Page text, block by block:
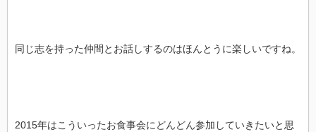
同じ志を持った仲間とお話しするのはほんとうに楽しいですね。
2015年はこういったお食事会にどんどん参加していきたいと思